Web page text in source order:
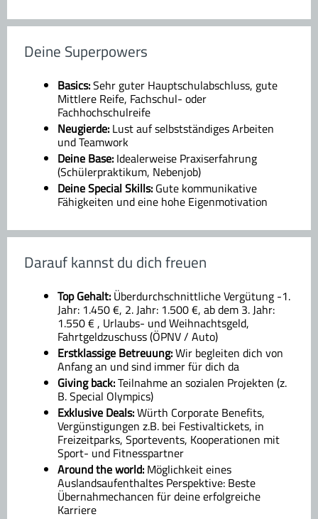
Deine Superpowers
Basics:Sehr guter Hauptschulabschluss, gute
Mittlere Reife, Fachschul- oder
Fachhochschulreife
Neugierde: Lust auf selbstständiges Arbeiten
und Teamwork
Deine Base: Idealerweise Praxiserfahrung
(Schülerpraktikum, Nebenjob)
Deine Special Skills: Gute kommunikative
Fähigkeiten und eine hohe Eigenmotivation
Darauf kannst du dich freuen
Top Gehalt: Überdurchschnittliche Vergütung -1.
Jahr: 1.450 €, 2. Jahr: 1.500 €, ab dem 3. Jahr:
1.550 € , Urlaubs- und Weihnachtsgeld,
Fahrtgeldzuschuss (ÖPNV / Auto)
Erstklassige Betreuung:Wir begleiten dich von
Anfang an und sind immer für dich da
Giving back:Teilnahme an sozialen Projekten (z.
B. Special Olympics)
Exklusive Deals:Würth Corporate Benefits,
Vergünstigungen z.B. bei Festivaltickets, in
Freizeitparks, Sportevents, Kooperationen mit
Sport- und Fitnesspartner
Around the world: Möglichkeit eines
Auslandsaufenthaltes Perspektive: Beste
Übernahmechancen für deine erfolgreiche
Karriere